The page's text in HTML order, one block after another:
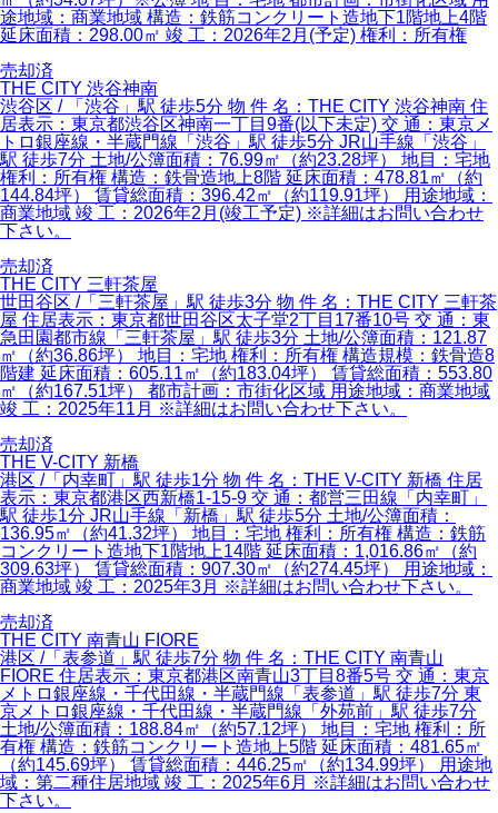
途地域：商業地域 構造：鉄筋コンクリート造地下1階地上4階
延床面積：298.00㎡ 竣 工：2026年2月(予定) 権利：所有権
売却済
THE CITY 渋谷神南
渋谷区 / 「渋谷」駅 徒歩5分 物 件 名：THE CITY 渋谷神南 住
居表示：東京都渋谷区神南一丁目9番(以下未定) 交 通：東京メ
トロ銀座線・半蔵門線「渋谷」駅 徒歩5分 JR山手線「渋谷」
駅 徒歩7分 土地/公簿面積：76.99㎡（約23.28坪） 地目：宅地
権利：所有権 構造：鉄骨造地上8階 延床面積：478.81㎡（約
144.84坪） 賃貸総面積：396.42㎡（約119.91坪） 用途地域：
商業地域 竣 工：2026年2月(竣工予定) ※詳細はお問い合わせ
下さい。
売却済
THE CITY 三軒茶屋
世田谷区 /「三軒茶屋」駅 徒歩3分 物 件 名：THE CITY 三軒茶
屋 住居表示：東京都世田谷区太子堂2丁目17番10号 交 通：東
急田園都市線「三軒茶屋」駅 徒歩3分 土地/公簿面積：121.87
㎡（約36.86坪） 地目：宅地 権利：所有権 構造規模：鉄骨造8
階建 延床面積：605.11㎡（約183.04坪） 賃貸総面積：553.80
㎡（約167.51坪） 都市計画：市街化区域 用途地域：商業地域
竣 工：2025年11月 ※詳細はお問い合わせ下さい。
売却済
THE V-CITY 新橋
港区 /「内幸町」駅 徒歩1分 物 件 名：THE V-CITY 新橋 住居
表示：東京都港区西新橋1-15-9 交 通：都営三田線「内幸町」
駅 徒歩1分 JR山手線「新橋」駅 徒歩5分 土地/公簿面積：
136.95㎡（約41.32坪） 地目：宅地 権利：所有権 構造：鉄筋
コンクリート造地下1階地上14階 延床面積：1,016.86㎡（約
309.63坪） 賃貸総面積：907.30㎡（約274.45坪） 用途地域：
商業地域 竣 工：2025年3月 ※詳細はお問い合わせ下さい。
売却済
THE CITY 南青山 FIORE
港区 /「表参道」駅 徒歩7分 物 件 名：THE CITY 南青山
FIORE 住居表示：東京都港区南青山3丁目8番5号 交 通：東京
メトロ銀座線・千代田線・半蔵門線「表参道」駅 徒歩7分 東
京メトロ銀座線・千代田線・半蔵門線「外苑前」駅 徒歩7分
土地/公簿面積：188.84㎡（約57.12坪） 地目：宅地 権利：所
有権 構造：鉄筋コンクリート造地上5階 延床面積：481.65㎡
（約145.69坪） 賃貸総面積：446.25㎡（約134.99坪） 用途地
域：第二種住居地域 竣 工：2025年6月 ※詳細はお問い合わせ
下さい。